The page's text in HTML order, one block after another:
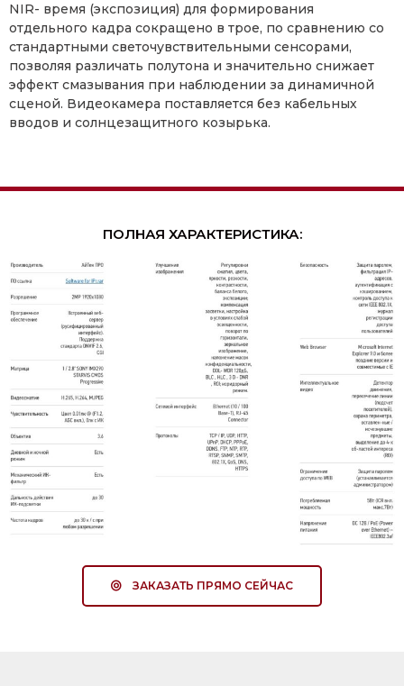
NIR- время (экспозиция) для формирования
отдельного кадра сокращено в трое, по сравнению со
стандартными светочувствительными сенсорами,
позволяя различать полутона и значительно снижает
эффект смазывания при наблюдении за динамичной
сценой. Видеокамера поставляется без кабельных
вводов и солнцезащитного козырька.
ПОЛНАЯ ХАРАКТЕРИСТИКА:
ЗАКАЗАТЬ ПРЯМО СЕЙЧАС